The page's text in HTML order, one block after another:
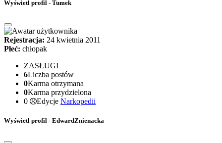
Wyświetl profil - Tumek
Rejestracja: 24 kwietnia 2011
Płeć: chłopak
ZASŁUGI
6Liczba postów
0Karma otrzymana
0Karma przydzielona
0
Edycje Narkopedii
Wyświetl profil - EdwardZnienacka